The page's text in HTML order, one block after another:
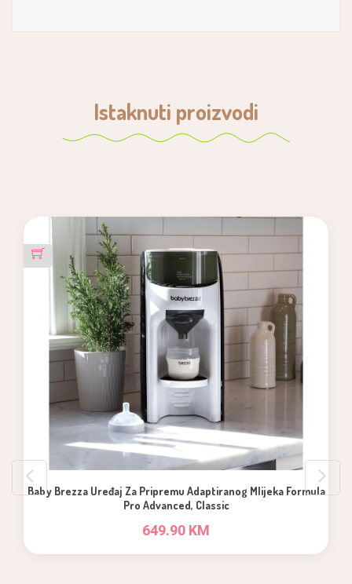
Istaknuti proizvodi
Baby Brezza Uređaj Za Pripremu Adaptiranog Mlijeka Formula
Pro Advanced, Classic
649.90 KM